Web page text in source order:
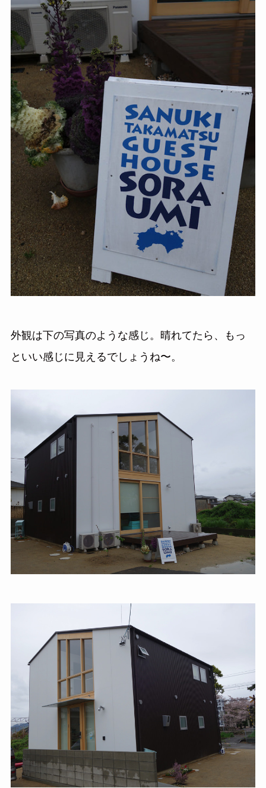
外観は下の写真のような感じ。晴れてたら、もっ
といい感じに見えるでしょうね〜。